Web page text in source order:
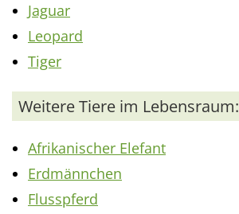
Jaguar
Leopard
Tiger
Weitere Tiere im Lebensraum:
Afrikanischer Elefant
Erdmännchen
Flusspferd